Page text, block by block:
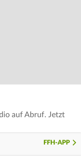
auf Abruf. Jetzt
FFH-APP